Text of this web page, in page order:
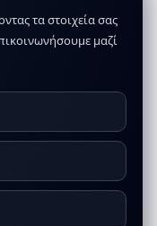
τα στοιχεία σας
μαζί